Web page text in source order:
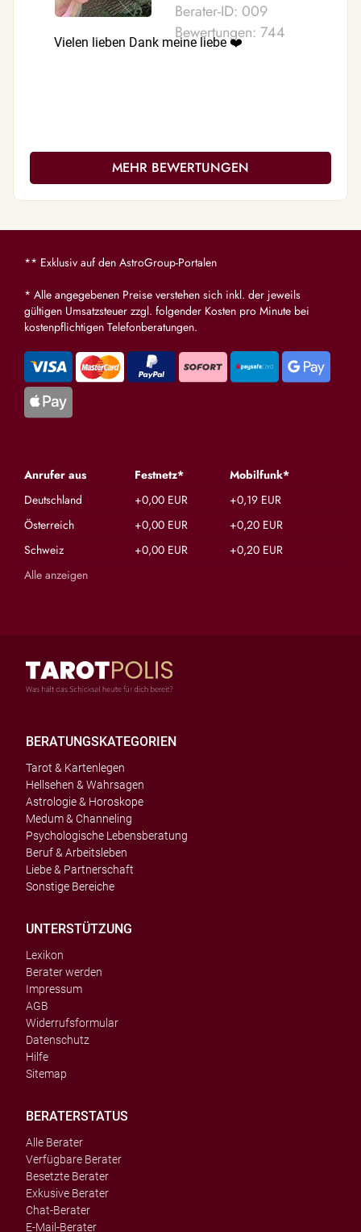
Berater-ID: 009
Bewertungen: 744
Vielen lieben Dank meine liebe ❤️
MEHR BEWERTUNGEN
** Exklusiv auf den AstroGroup-Portalen
* Alle angegebenen Preise verstehen sich inkl. der jeweils
gültigen Umsatzsteuer zzgl. folgender Kosten pro Minute bei
kostenpflichtigen Telefonberatungen.
Anrufer aus Festnetz*
Mobilfunk*
Deutschland
+0,00 EUR
+0,19 EUR
Österreich
+0,00 EUR
+0,20 EUR
Schweiz
+0,00 EUR
+0,20 EUR
Alle anzeigen
BERATUNGSKATEGORIEN
Tarot & Kartenlegen
Hellsehen & Wahrsagen
Astrologie & Horoskope
Medum & Channeling
Psychologische Lebensberatung
Beruf & Arbeitsleben
Liebe & Partnerschaft
Sonstige Bereiche
UNTERSTÜTZUNG
Lexikon
Berater werden
Impressum
AGB
Widerrufsformular
Datenschutz
Hilfe
Sitemap
BERATERSTATUS
Alle Berater
Verfügbare Berater
Besetzte Berater
Exkusive Berater
Chat-Berater
E-Mail-Berater